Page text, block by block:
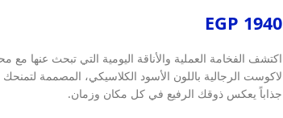
EGP 1940
اكتشف الفخامة العملية والأناقة اليومية التي تبحث عنها مع
لاكوست الرجالية باللون الأسود الكلاسيكي، المصممة
جذاباً يعكس ذوقك الرفيع في كل مكان وزمان.